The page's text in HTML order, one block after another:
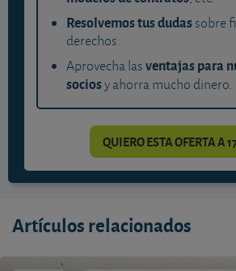
Resolvemos tus dudassobre
derechos.
Aprovecha lasventajas para
sociosy ahorra mucho dinero.
QUIERO ESTA OFERTA A
Artículos relacionados